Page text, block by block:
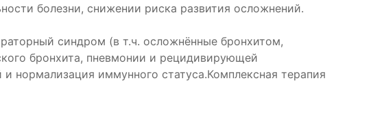
болезни, снижении риска развития осложнений.
синдром (в т.ч. осложнённые бронхитом,
бронхита, пневмонии и рецидивирующей
нормализация иммунного статуса.Комплексная терапия